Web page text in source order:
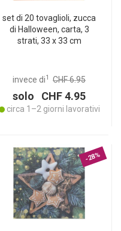
set di 20 tovaglioli, zucca
di Halloween, carta, 3
strati, 33 x 33 cm
invece di1 CHF 6.95
solo CHF 4.95
circa 1–2 giorni lavorativi
-28%